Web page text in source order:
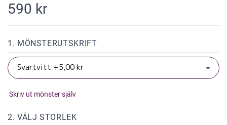
590 kr
1. MÖNSTERUTSKRIFT
Skriv ut mönster själv
2. VÄLJ STORLEK